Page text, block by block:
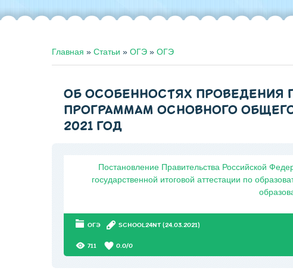
Главная » Статьи » ОГЭ » ОГЭ
ОБ ОСОБЕННОСТЯХ ПРОВЕДЕНИЯ
ПРОГРАММАМ ОСНОВНОГО
2021 ГОД
Постановление Правительства Российской
государственной итоговой аттестации по
ОГЭ SCHOOL24NT (24.03.2021)
711 0.0/0